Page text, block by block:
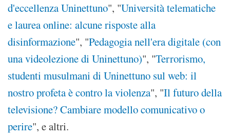
d'eccellenza Uninettuno", "Università telematiche
e laurea online: alcune risposte alla
disinformazione", "Pedagogia nell'era digitale (con
una videolezione di Uninettuno)", "Terrorismo,
studenti musulmani di Uninettuno sul web: il
nostro profeta è contro la violenza", "Il futuro della
televisione? Cambiare modello comunicativo o
perire", e altri.